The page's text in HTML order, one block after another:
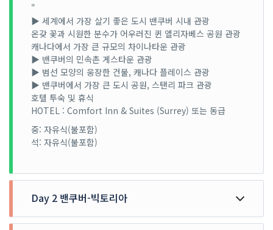
"
▶ 세계에서 가장 살기 좋은 도시 밴쿠버 시내 관광
온갖 꽃과 시원한 분수가 어우러진 퀸 엘리자베스 공원 관광
캐나다에서 가장 큰 규모의 차이나타운 관광
▶ 밴쿠버의 민속촌 게스타운 관광
▶ 범선 모양의 웅장한 건물, 캐나다 플레이스 관광
▶ 밴쿠버에서 가장 큰 도시 공원, 스탠리 파크 관광
호텔 투숙 및 휴식
HOTEL : Comfort Inn & Suites (Surrey) 또는 동급
중: 자유식(불포함)
석: 자유식(불포함)
Day 2 밴쿠버-빅토리아